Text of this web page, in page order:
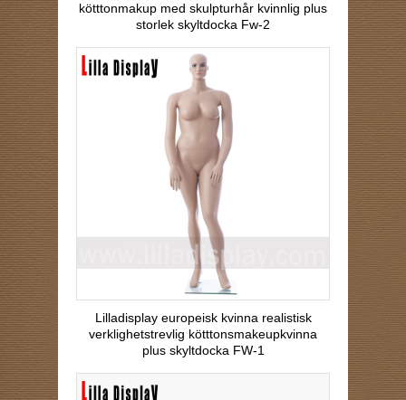
kötttonmakup med skulpturhår kvinnlig plus
storlek skyltdocka Fw-2
Lilladisplay europeisk kvinna realistisk
verklighetstrevlig kötttonsmakeupkvinna
plus skyltdocka FW-1